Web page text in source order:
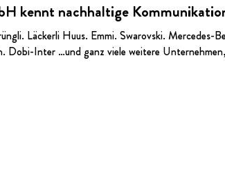
kennt nachhaltige
. Läckerli Huus. Emmi. Swarovski. Mercedes-
Dobi-Inter …und ganz viele weitere